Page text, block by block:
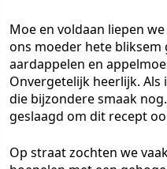
Moe en voldaan liepen
ons moeder hete bliksem
aardappelen en
Onvergetelijk heerlijk.
die bijzondere smaak
geslaagd om dit recept
Op straat zochten we